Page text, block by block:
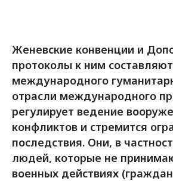
Женевские конвенции и
протоколы к ним
международного
отрасли международного
регулирует ведение
конфликтов и стремится
последствия. Они, в
людей, которые не
военных действиях